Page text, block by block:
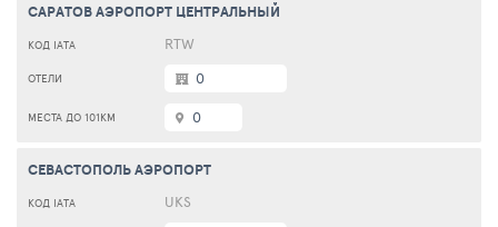
САРАТОВ АЭРОПОРТ ЦЕНТРАЛЬНЫЙ
RTW
0
0
СЕВАСТОПОЛЬ АЭРОПОРТ
UKS